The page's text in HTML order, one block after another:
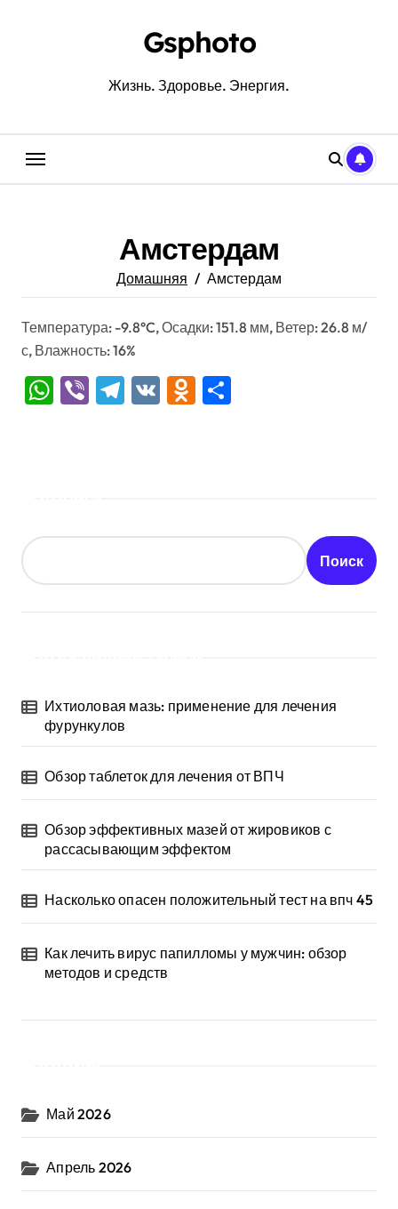
Gsphoto
Жизнь. Здоровье. Энергия.
Амстердам
Домашняя Амстердам
Температура: -9.8°C, Осадки: 151.8 мм, Ветер: 26.8 м/
с, Влажность: 16%
WhatsApp
ViberTelegram
VK Odnoklassniki
Поиск
Ихтиоловая мазь: применение для лечения
фурункулов
Обзор таблеток для лечения от ВПЧ
Обзор эффективных мазей от жировиков с
рассасывающим эффектом
Насколько опасен положительный тест на впч 45
Как лечить вирус папилломы у мужчин: обзор
методов и средств
Май 2026
Апрель 2026